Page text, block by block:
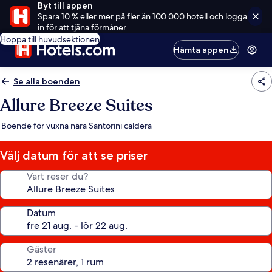
Byt till appen
Spara 10 % eller mer på fler än 100 000 hotell och logga
in för att tjäna förmåner
Hoppa till huvudsektionen
Hämta appen
Se alla boenden
Allure Breeze Suites
Boende för vuxna nära Santorini caldera
Välj datum för att se priser
Vart reser du?
Datum
Gäster